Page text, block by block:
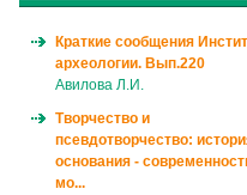
Краткие сообщения
археологии. Вып.220
Авилова Л.И.
Творчество и
псевдотворчество:
основания -
мо...